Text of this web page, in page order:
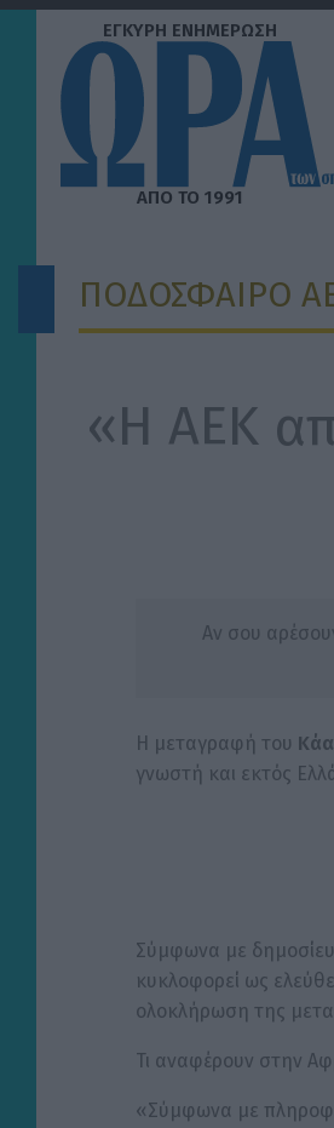
Μετάβαση
περιεχόμενο
ΠΟΔΟΣΦΑΙΡΟ
«Η ΑΕΚ
Αν σου
Η μεταγραφή του
γνωστή και εκτός
Σύμφωνα με
κυκλοφορεί ως
ολοκλήρωση της
Τι αναφέρουν στην
«Σύμφωνα με